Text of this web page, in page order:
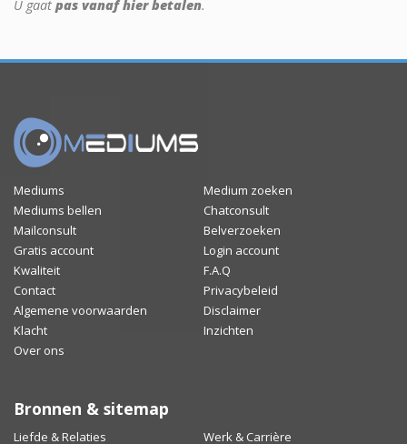
U gaat pas vanaf hier betalen.
Mediums
Medium zoeken
Mediums bellen
Chatconsult
Mailconsult
Belverzoeken
Gratis account
Login account
Kwaliteit
F.A.Q
Contact
Privacybeleid
Algemene voorwaarden
Disclaimer
Klacht
Inzichten
Over ons
Bronnen & sitemap
Liefde & Relaties Werk & Carrière